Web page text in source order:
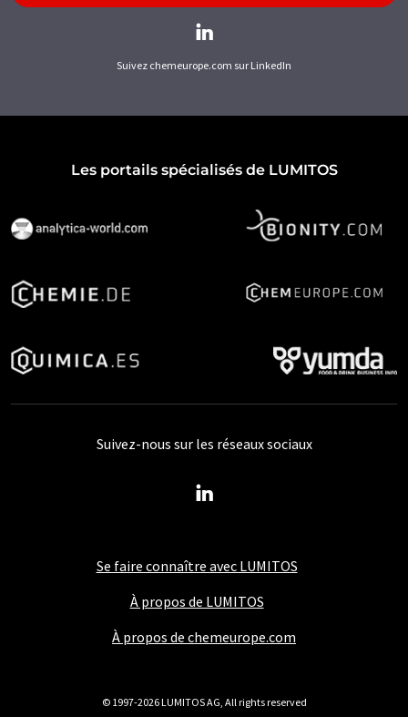
Suivez chemeurope.com sur LinkedIn
Les portails spécialisés de LUMITOS
Se faire connaître avec LUMITOS
À propos de LUMITOS
À propos de chemeurope.com
Suivez-nous sur les réseaux sociaux
© 1997-2026 LUMITOS AG, All rights reserved